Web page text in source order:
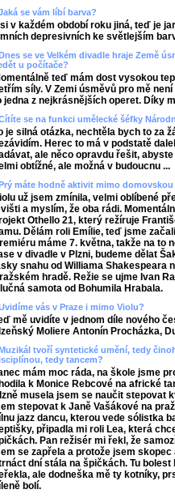
se vám líbí barva?
v každém období roku jiná, teď je
depresivních ke světlejším
se ve Velkém divadle hraje Země
u počítače?
teď mám dost vysokou
síly. V Zemi úsměvů pro mě
jedna z nejkrásnějších operet. Díky
se na funkci umělecké šéfky
je silná otázka, nechtěla bych to za
Herec to má v podstatě
ale něco opravdu řešit,
obtížné, ale možná v budoucnu ...
máte hodně aktivit mimo
už jsem zmínila, velmi oblíbené
a myslím, že oba rádi.
Othello 21, který režíruje
Dělám roli Emílie, teď jsme
máme 7. května, takže na to
v divadle v Plzni, budeme dělat
snahu od Williama Shakespeara
hradě. Režie se ujme Ivan
samota od Bohumila Hrabala.
vás v Praze i mimo Violu?
mě uvidíte v jednom díle nového
Moliere Antonín Procházka,
tvoří syntetické umění, tedy
tedy tancem?
mám moc ráda, na škole jsme
k Monice Rebcové na africké
musela jsem se naučit stepovat
stepovat k Janě Vašákové na
jazz dancu, kterou vede sólistka
připadla mi roli Lea, která
Pan režisér mi řekl, že
se zapřela a protože jsem
dní stála na špičkách. Tu
ale dodneška mě ty kotníky,
bolí.